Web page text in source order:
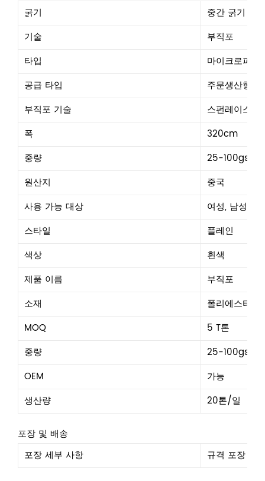
굵기
중간 굵기
기술
부직포
타입
마이크로파이
공급 타입
주문생산형
부직포 기술
스펀레이스
폭
320cm
중량
25-100gsm
원산지
중국
사용 가능 대상
여성, 남성, 소
스타일
플레인
색상
흰색
제품 이름
부직포
소재
폴리에스터
MOQ
5 T톤
중량
25-100gsm
OEM
가능
생산량
20톤/일
포장 및 배송
포장 세부 사항
규격 포장